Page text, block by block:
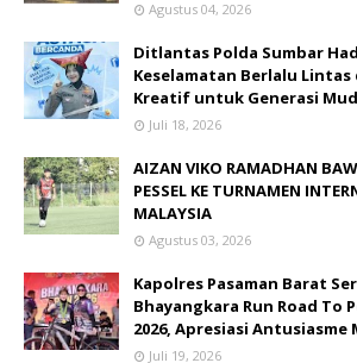
Agustus 04, 2026
Ditlantas Polda Sumbar
Keselamatan Berlalu Lintas
Kreatif untuk Generasi
Juli 18, 2026
AIZAN VIKO RAMADHAN
PESSEL KE TURNAMEN
MALAYSIA
Agustus 03, 2026
Kapolres Pasaman Barat
Bhayangkara Run Road To
2026, Apresiasi Antusiasme
Juli 19, 2026